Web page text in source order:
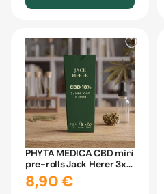
PHYTA MEDICA CBD mini
pre-rolls Jack Herer 3x
0,55g
8,90 €